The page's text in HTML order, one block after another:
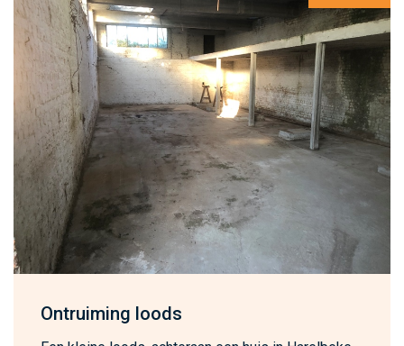
Ontruiming loods